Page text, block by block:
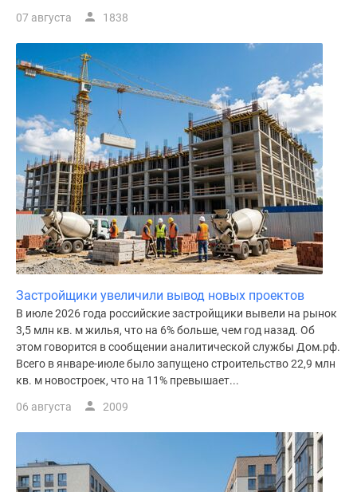
07 августа 1838
Застройщики увеличили вывод новых проектов
В июле 2026 года российские застройщики вывели на рынок
3,5 млн кв. м жилья, что на 6% больше, чем год назад. Об
этом говорится в сообщении аналитической службы Дом.рф.
Всего в январе-июле было запущено строительство 22,9 млн
кв. м новостроек, что на 11% превышает...
06 августа 2009